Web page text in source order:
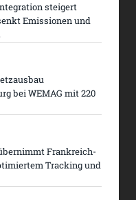
steigert
Emissionen und
bei WEMAG mit 220
Frankreich-
Tracking und